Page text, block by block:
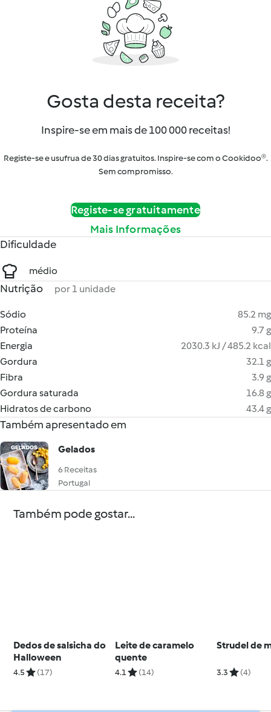
Gosta desta receita?
Inspire-se em mais de 100 000 receitas!
Registe-se e usufrua de 30 dias gratuitos. Inspire-se com o Cookidoo®.
Sem compromisso.
Registe-se gratuitamente
Mais Informações
Dificuldade
médio
Nutrição por 1 unidade
Sódio
85.2 mg
Proteína
9.7 g
Energia
2030.3 kJ / 485.2 kcal
Gordura
32.1 g
Fibra
3.9 g
Gordura saturada
16.8 g
Hidratos de carbono
43.4 g
Também apresentado em
Gelados
6 Receitas
Portugal
Também pode gostar...
Dedos de salsicha do
Halloween
4.5 (17)
Leite de caramelo
quente
4.1 (14)
Strudel de
3.3 (4)